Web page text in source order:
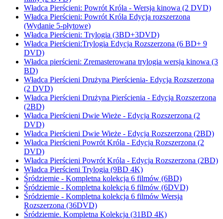
Władca Pierścieni: Powrót Króla - Wersja kinowa (2 DVD)
Władca Pierścieni: Powrót Króla Edycja rozszerzona
(Wydanie 5-płytowe)
Władca Pierścieni: Trylogia (3BD+3DVD)
Władca Pierścieni:Trylogia Edycja Rozszerzona (6 BD+ 9
DVD)
Władca pierścieni: Zremasterowana trylogia wersja kinowa (3
BD)
Władca Pierścieni Drużyna Pierścienia- Edycja Rozszerzona
(2 DVD)
Władca Pierścieni Drużyna Pierścienia - Edycja Rozszerzona
(2BD)
Władca Pierścieni Dwie Wieże - Edycja Rozszerzona (2
DVD)
Władca Pierścieni Dwie Wieże - Edycja Rozszerzona (2BD)
Władca Pierścieni Powrót Króla - Edycja Rozszerzona (2
DVD)
Władca Pierścieni Powrót Króla - Edycja Rozszerzona (2BD)
Władca Pierścieni Trylogia (9BD 4K)
Śródziemie - Kompletna kolekcja 6 filmów (6BD)
Śródziemie - Kompletna kolekcja 6 filmów (6DVD)
Śródziemie - Kompletna kolekcja 6 filmów Wersja
Rozszerzona (36DVD)
Śródziemie. Kompletna Kolekcja (31BD 4K)